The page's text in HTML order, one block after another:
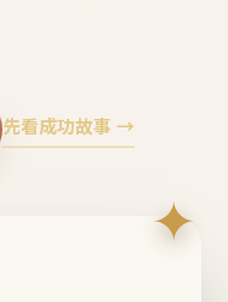
先看成功故事 →
✦